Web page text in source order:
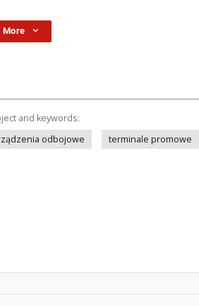
More
and keywords:
odbojowe
terminale promowe